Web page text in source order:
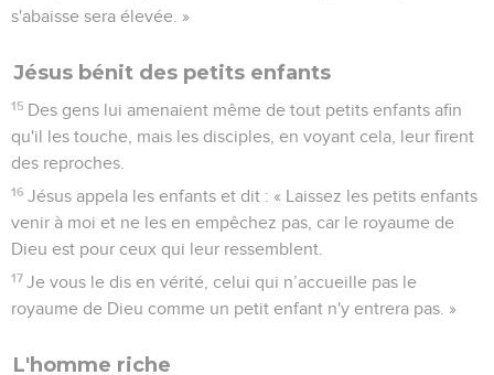
s'abaisse sera élevée. »
Jésus bénit des petits enfants
15 Des gens lui amenaient même de tout petits enfants afin
qu'il les touche, mais les disciples, en voyant cela, leur firent
des reproches.
16 Jésus appela les enfants et dit : « Laissez les petits enfants
venir à moi et ne les en empêchez pas, car le royaume de
Dieu est pour ceux qui leur ressemblent.
17 Je vous le dis en vérité, celui qui n’accueille pas le
royaume de Dieu comme un petit enfant n'y entrera pas. »
L'homme riche